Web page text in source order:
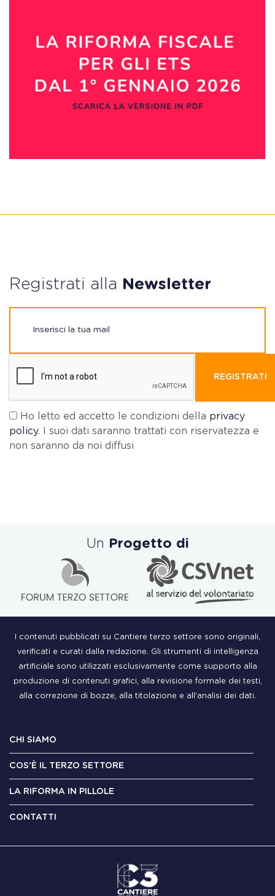
Registrati alla Newsletter
REGISTRATI
Ho letto ed accetto le condizioni della privacy
policy. I suoi dati saranno trattati con riservatezza e
non saranno da noi diffusi
Un Progetto di
I contenuti pubblicati su Cantiere terzo settore sono originali,
verificati e curati dalla redazione. Gli strumenti di intelligenza
artificiale sono utilizzati esclusivamente come supporto alla
produzione di contenuti grafici, alla revisione formale dei testi,
alla correzione di bozze, alla titolazione e all'analisi dei dati.
CHI SIAMO
COS'È IL TERZO SETTORE
LA RIFORMA IN PILLOLE
CONTATTI